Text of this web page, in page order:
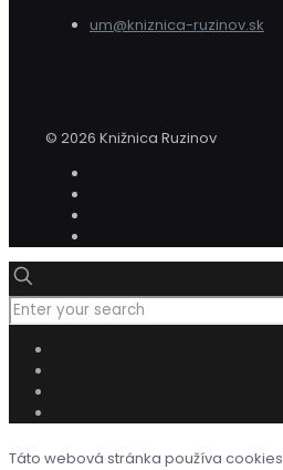
um@kniznica-ruzinov.sk
© 2026 Knižnica Ruzinov
Táto webová stránka používa cookies